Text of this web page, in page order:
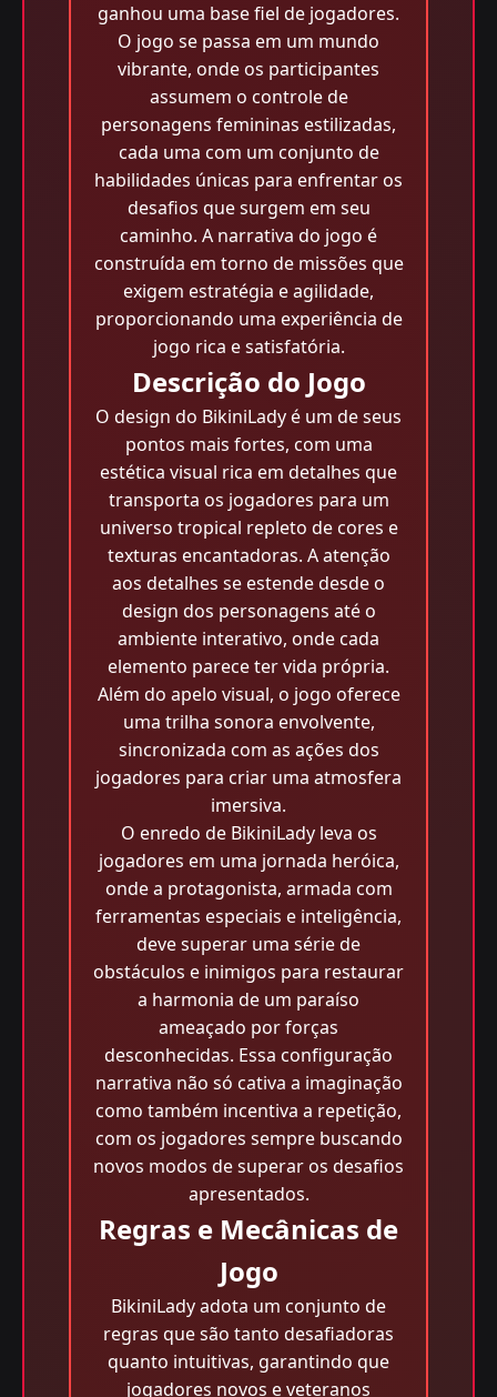
ganhou uma base fiel de jogadores.
O jogo se passa em um mundo
vibrante, onde os participantes
assumem o controle de
personagens femininas estilizadas,
cada uma com um conjunto de
habilidades únicas para enfrentar os
desafios que surgem em seu
caminho. A narrativa do jogo é
construída em torno de missões que
exigem estratégia e agilidade,
proporcionando uma experiência de
jogo rica e satisfatória.
Descrição do Jogo
O design do BikiniLady é um de seus
pontos mais fortes, com uma
estética visual rica em detalhes que
transporta os jogadores para um
universo tropical repleto de cores e
texturas encantadoras. A atenção
aos detalhes se estende desde o
design dos personagens até o
ambiente interativo, onde cada
elemento parece ter vida própria.
Além do apelo visual, o jogo oferece
uma trilha sonora envolvente,
sincronizada com as ações dos
jogadores para criar uma atmosfera
imersiva.
O enredo de BikiniLady leva os
jogadores em uma jornada heróica,
onde a protagonista, armada com
ferramentas especiais e inteligência,
deve superar uma série de
obstáculos e inimigos para restaurar
a harmonia de um paraíso
ameaçado por forças
desconhecidas. Essa configuração
narrativa não só cativa a imaginação
como também incentiva a repetição,
com os jogadores sempre buscando
novos modos de superar os desafios
apresentados.
Regras e Mecânicas de
Jogo
BikiniLady adota um conjunto de
regras que são tanto desafiadoras
quanto intuitivas, garantindo que
jogadores novos e veteranos